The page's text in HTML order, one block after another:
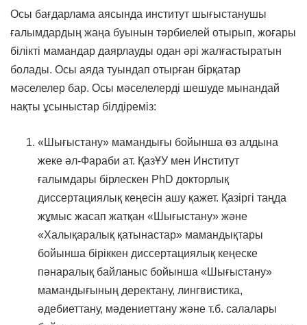
Осы бағдарлама аясында институт шығыстанушы
ғалымдардың жаңа буынын тәрбиелей отырып, жоғары
білікті мамандар даярлауды одан әрі жалғастыратын
болады. Осы аяда туындап отырған бірқатар
мәселелер бар. Осы мәселелерді шешуде мынандай
нақты ұсыныстар білдіреміз:
«Шығыстану» мамандығы бойынша өз алдына
жеке әл-Фараби ат. ҚазҰУ мен Институт
ғалымдары бірлескен PhD докторлық
диссертациялық кеңесін ашу қажет. Қазіргі таңда
жұмыс жасап жатқан «Шығыстану» және
«Халықаралық қатынастар» мамандықтары
бойынша біріккен диссертациялық кеңеске
пәнаралық байланыс бойынша «Шығыстану»
мамандығының деректану, лингвистика,
әдебиеттану, мәдениеттану және т.б. салалары